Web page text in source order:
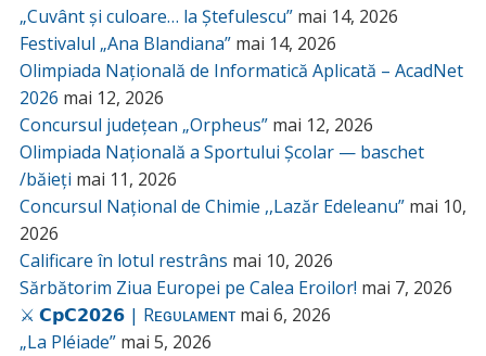
„Cuvânt și culoare… la Ștefulescu” mai 14, 2026
Festivalul „Ana Blandiana” mai 14, 2026
Olimpiada Națională de Informatică Aplicată – AcadNet
2026 mai 12, 2026
Concursul județean „Orpheus” mai 12, 2026
Olimpiada Națională a Sportului Școlar — baschet
/băieți mai 11, 2026
Concursul Național de Chimie ,,Lazăr Edeleanu” mai 10,
2026
Calificare în lotul restrâns mai 10, 2026
Sărbătorim Ziua Europei pe Calea Eroilor! mai 7, 2026
⚔️ 𝗖𝗽𝗖𝟮𝟬𝟮𝟲 | Rᴇɢᴜʟᴀᴍᴇɴᴛ mai 6, 2026
„La Pléiade” mai 5, 2026